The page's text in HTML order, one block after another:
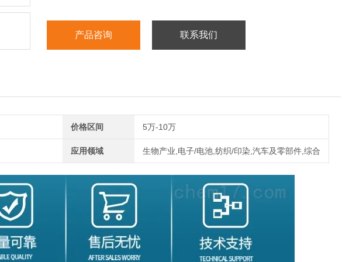
产品咨询 联系我们
价格区间 5万-10万
应用领域 生物产业,电子/电池,纺织/印染,汽车及零部件,综合